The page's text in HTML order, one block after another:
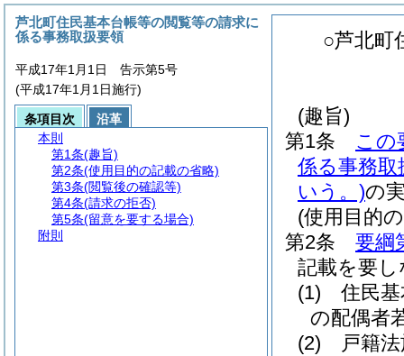
○芦北町
(趣旨)
第1条
この
係る事務取
いう。)の
(使用目的
第2条
要綱
記載を要
(1)
住民
の配偶者
(2)
戸籍
芦北町住民基本台帳等の閲覧等の請求に
係る事務取扱要領
平成17年1月1日 告示第5号
(平成17年1月1日施行)
条項目次
沿革
本則
第1条(趣旨)
第2条(使用目的の記載の省略)
第3条(閲覧後の確認等)
第4条(請求の拒否)
第5条(留意を要する場合)
附則